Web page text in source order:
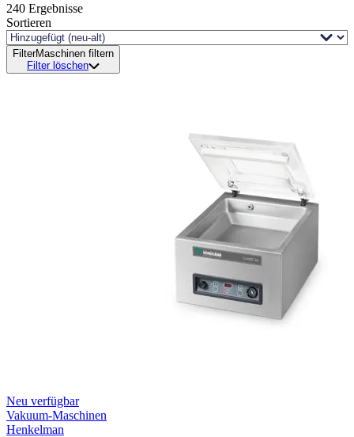
240 Ergebnisse
Sortieren
FilterMaschinen filtern
Filter löschen
Neu verfügbar
Vakuum-Maschinen
Henkelman